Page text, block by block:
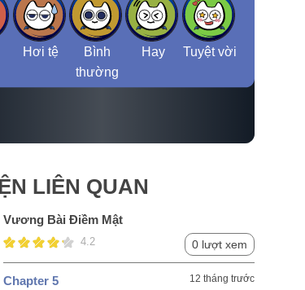
Hơi tệ
Bình
thường
Hay Tuyệt vời
LIÊN QUAN
Vương Bài Điềm Mật
4.2 0 lượt xem
Chapter 5 12 tháng trước